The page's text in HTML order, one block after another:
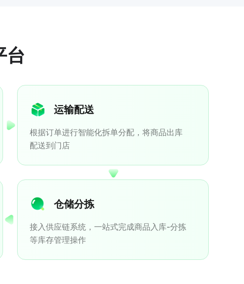
台
运输配送
根据订单进行智能化拆单分配，将商品出库
配送到门店
仓储分拣
接入供应链系统，一站式完成商品入库-分拣
等库存管理操作